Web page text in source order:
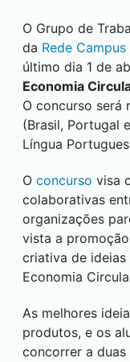
O Grupo de
da Rede
último dia 1 de
Economia
O concurso será
(Brasil, Portugal
Língua
O concurso visa
colaborativas
organizações
vista a
criativa de ideias
Economia
As melhores
produtos, e os
concorrer a